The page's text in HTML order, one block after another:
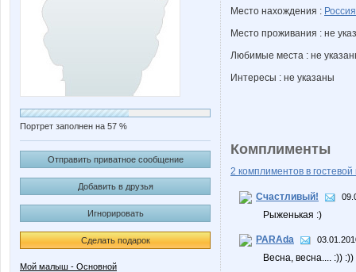
Портрет заполнен на 57 %
Отправить приватное сообщение
Добавить в друзья
Игнорировать
Сделать подарок
Мой малыш - Основной
Место нахождения : Россия
Место проживания : не
Любимые места : не
Интересы : не указаны
Комплименты
2 комплиментов в гостевой
Счастливый!
Рыженькая :)
PARAda
Весна, весна.... :)) :))